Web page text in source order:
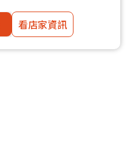
看店家資訊